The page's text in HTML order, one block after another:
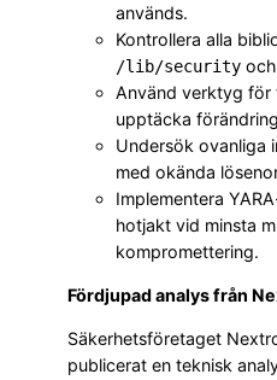
används.
Kontrollera alla
/lib/security och
Använd verktyg
upptäcka
Undersök ovanliga
med okända
Implementera
hotjakt vid minsta
kompromettering.
Fördjupad analys från
Säkerhetsföretaget
publicerat en teknisk